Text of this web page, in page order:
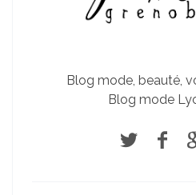
Blog mode, beauté,
Blog mode